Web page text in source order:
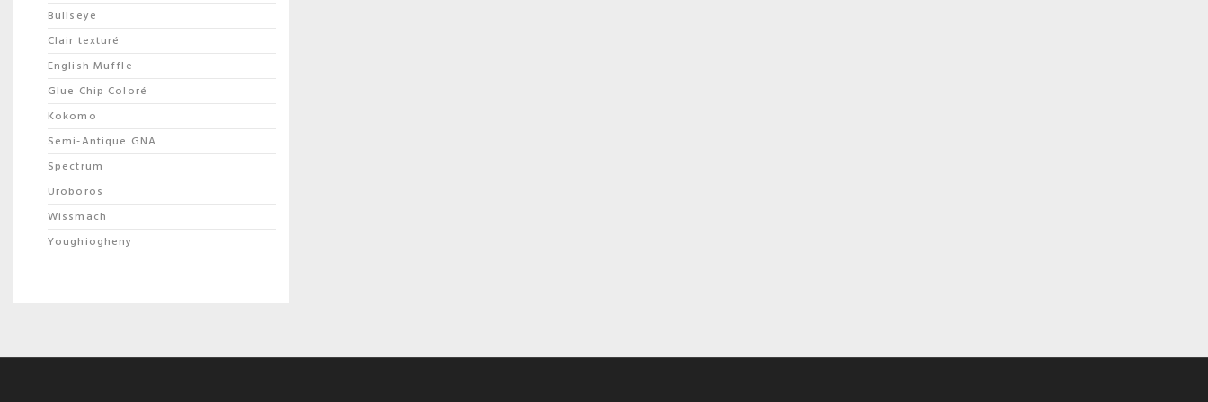
Bullseye
Clair texturé
English Muffle
Glue Chip Coloré
Kokomo
Semi-Antique GNA
Spectrum
Uroboros
Wissmach
Youghiogheny